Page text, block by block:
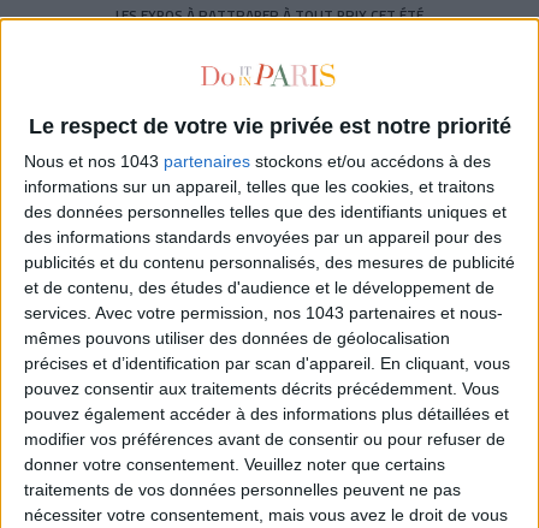
Le respect de votre vie privée est notre priorité
Nous et nos 1043 partenaires stockons et/ou accédons à des
informations sur un appareil, telles que les cookies, et traitons
des données personnelles telles que des identifiants uniques et
des informations standards envoyées par un appareil pour des
publicités et du contenu personnalisés, des mesures de publicité
et de contenu, des études d'audience et le développement de
services. Avec votre permission, nos 1043 partenaires et nous-
mêmes pouvons utiliser des données de géolocalisation
précises et d’identification par scan d'appareil. En cliquant, vous
pouvez consentir aux traitements décrits précédemment. Vous
pouvez également accéder à des informations plus détaillées et
modifier vos préférences avant de consentir ou pour refuser de
donner votre consentement. Veuillez noter que certains
traitements de vos données personnelles peuvent ne pas
nécessiter votre consentement, mais vous avez le droit de vous
LES EXPOS À RATTRAPER À TOUT PRIX CET ÉTÉ
LES SACS D’ÉTÉ QUI DONNENT LE TON DE LA SAISON